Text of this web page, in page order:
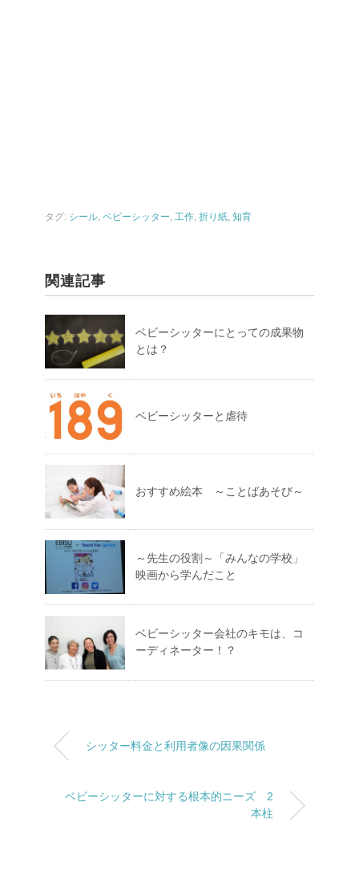
タグ: シール, ベビーシッター, 工作, 折り紙, 知育
関連記事
ベビーシッターにとっての成果物
とは？
ベビーシッターと虐待
おすすめ絵本 ～ことばあそび～
～先生の役割～「みんなの学校」
映画から学んだこと
ベビーシッター会社のキモは、コ
ーディネーター！？
シッター料金と利用者像の因果関係
ベビーシッターに対する根本的ニーズ 2
本柱